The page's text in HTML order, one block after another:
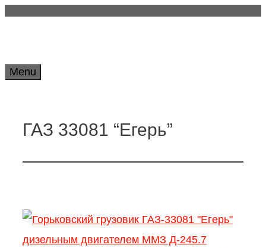
Skip
Menu
ГАЗ 33081 “Егерь”